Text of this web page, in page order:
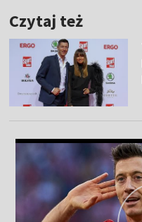
Czytaj też